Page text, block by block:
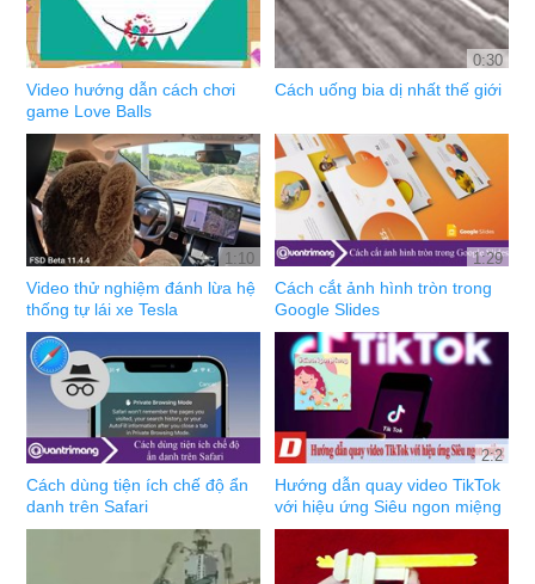
Video hướng dẫn cách chơi
game Love Balls
0:30
Cách uống bia dị nhất thế giới
1:10
Video thử nghiệm đánh lừa hệ
thống tự lái xe Tesla
1:29
Cách cắt ảnh hình tròn trong
Google Slides
Cách dùng tiện ích chế độ ẩn
danh trên Safari
2:2
Hướng dẫn quay video TikTok
với hiệu ứng Siêu ngon miệng